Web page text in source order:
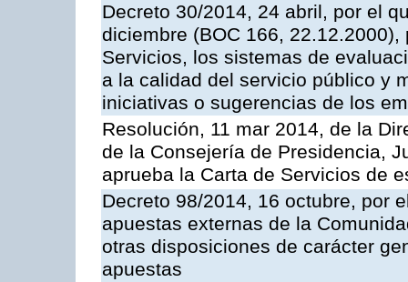
Decreto 30/2014, 24 abril, por el
diciembre (BOC 166,
Servicios, los sistemas de
a la calidad del servicio público y
iniciativas o sugerencias de los
Resolución, 11 mar 2014, de la
de la Consejería de Presidencia,
aprueba la Carta de Servicios de
Decreto 98/2014, 16 octubre, por
apuestas externas de la
otras disposiciones de carácter
apuestas